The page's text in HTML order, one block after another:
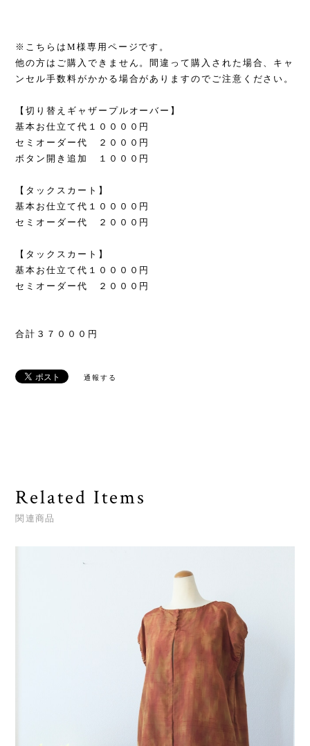
※こちらはM様専用ページです。
他の方はご購入できません。間違って購入された場合、キャ
ンセル手数料がかかる場合がありますのでご注意ください。
【切り替えギャザープルオーバー】
基本お仕立て代１００００円
セミオーダー代 ２０００円
ボタン開き追加 １０００円
【タックスカート】
基本お仕立て代１００００円
セミオーダー代 ２０００円
【タックスカート】
基本お仕立て代１００００円
セミオーダー代 ２０００円
合計３７０００円
通報する
Related Items
関連商品